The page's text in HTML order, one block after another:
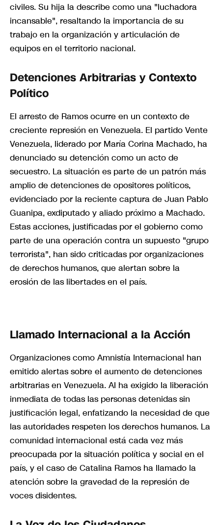
civiles. Su hija la describe como una "luchadora
incansable", resaltando la importancia de su
trabajo en la organización y articulación de
equipos en el territorio nacional.
Detenciones Arbitrarias y Contexto
Político
El arresto de Ramos ocurre en un contexto de
creciente represión en Venezuela. El partido Vente
Venezuela, liderado por María Corina Machado, ha
denunciado su detención como un acto de
secuestro. La situación es parte de un patrón más
amplio de detenciones de opositores políticos,
evidenciado por la reciente captura de Juan Pablo
Guanipa, exdiputado y aliado próximo a Machado.
Estas acciones, justificadas por el gobierno como
parte de una operación contra un supuesto "grupo
terrorista", han sido criticadas por organizaciones
de derechos humanos, que alertan sobre la
erosión de las libertades en el país.
Llamado Internacional a la Acción
Organizaciones como Amnistía Internacional han
emitido alertas sobre el aumento de detenciones
arbitrarias en Venezuela. AI ha exigido la liberación
inmediata de todas las personas detenidas sin
justificación legal, enfatizando la necesidad de que
las autoridades respeten los derechos humanos. La
comunidad internacional está cada vez más
preocupada por la situación política y social en el
país, y el caso de Catalina Ramos ha llamado la
atención sobre la gravedad de la represión de
voces disidentes.